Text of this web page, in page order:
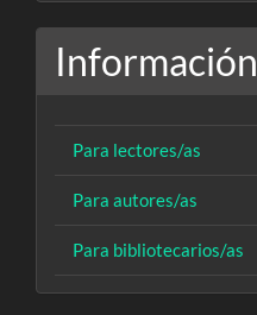
Información
Para lectores/as
Para autores/as
Para bibliotecarios/as